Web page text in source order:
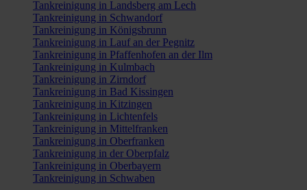
Tankreinigung in Landsberg am Lech
Tankreinigung in Schwandorf
Tankreinigung in Königsbrunn
Tankreinigung in Lauf an der Pegnitz
Tankreinigung in Pfaffenhofen an der Ilm
Tankreinigung in Kulmbach
Tankreinigung in Zirndorf
Tankreinigung in Bad Kissingen
Tankreinigung in Kitzingen
Tankreinigung in Lichtenfels
Tankreinigung in Mittelfranken
Tankreinigung in Oberfranken
Tankreinigung in der Oberpfalz
Tankreinigung in Oberbayern
Tankreinigung in Schwaben